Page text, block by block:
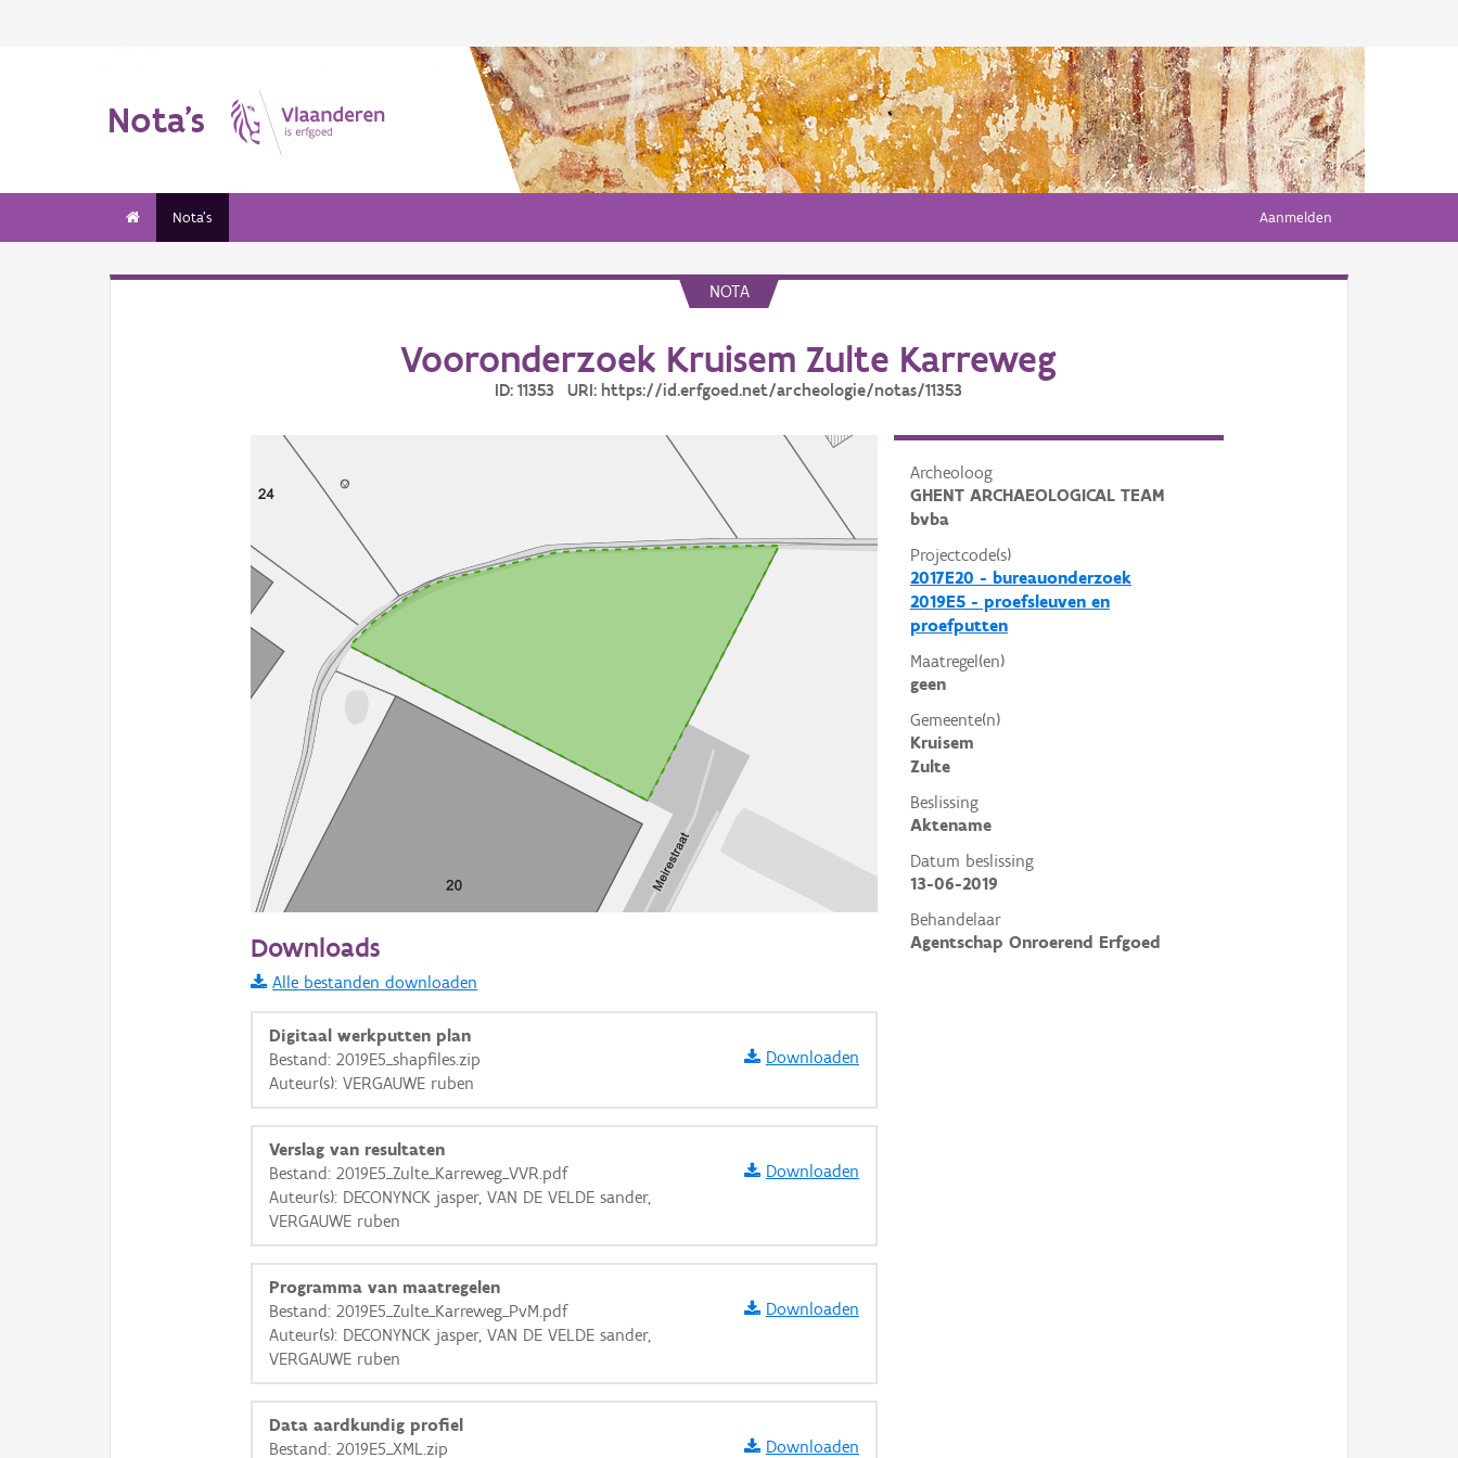
Nota's
Nota's Aanmelden
NOTA
Vooronderzoek Kruisem Zulte Karreweg
ID: 11353 URI: https://id.erfgoed.net/archeologie/notas/11353
Archeoloog
GHENT ARCHAEOLOGICAL TEAM
bvba
Projectcode(s)
2017E20 - bureauonderzoek
2019E5 - proefsleuven en
proefputten
Maatregel(en)
geen
Gemeente(n)
Kruisem
Zulte
Beslissing
Aktename
Datum beslissing
13-06-2019
Behandelaar
Agentschap Onroerend Erfgoed
Informatie Vlaanderen
i
+ −
Basis Lagen
OSM-Basiskaart
Ortho
GRB-Basiskaart
GRB-Basiskaart in grijswaarden
Downloads
Alle bestanden downloaden
Digitaal werkputten plan
Bestand: 2019E5_shapfiles.zip
Auteur(s): VERGAUWE ruben
Downloaden
Verslag van resultaten
Bestand: 2019E5_Zulte_Karreweg_VVR.pdf
Auteur(s): DECONYNCK jasper, VAN DE VELDE sander,
VERGAUWE ruben
Downloaden
Programma van maatregelen
Bestand: 2019E5_Zulte_Karreweg_PvM.pdf
Auteur(s): DECONYNCK jasper, VAN DE VELDE sander,
VERGAUWE ruben
Downloaden
Data aardkundig profiel
Bestand: 2019E5_XML.zip
Downloaden